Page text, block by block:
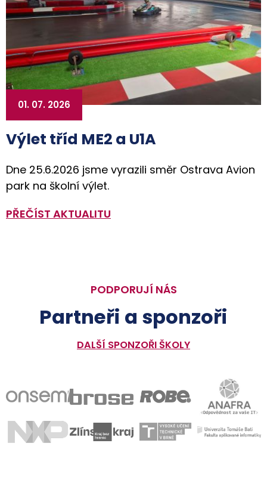
Výlet tříd ME2 a U1A
01. 07. 2026
Dne 25.6.2026 jsme vyrazili směr Ostrava Avion
park na školní výlet.
PŘEČÍST AKTUALITU
PODPORUJÍ NÁS
Partneři a sponzoři
DALŠÍ SPONZOŘI ŠKOLY